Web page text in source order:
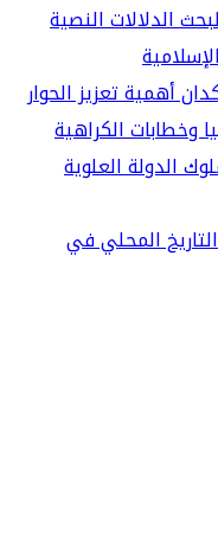
النصية
تعزيز الحوار
الكراهية
العلوية
في